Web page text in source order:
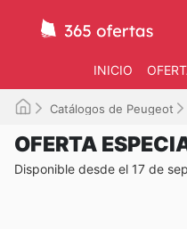
INICIO
Catálogos de Peugeot
OFERTA
Disponible desde el 17 de